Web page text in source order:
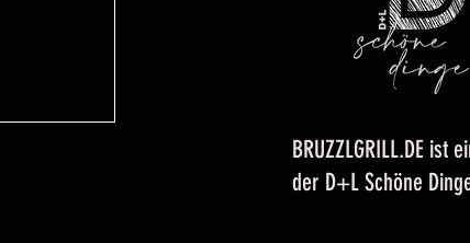
BRUZZLGRILL.DE ist
der D+L Schöne